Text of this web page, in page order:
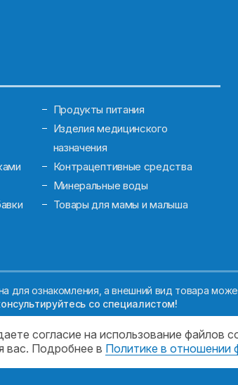
Продукты питания
Изделия медицинского
назначения
Контрацептивные средства
Минеральные воды
Товары для мамы и малыша
для ознакомления, а внешний вид товара
со специалистом!
УЧРЕЖДЕНИЕ
согласие на использование файлов
вас. Подробнее в Политике в отношении